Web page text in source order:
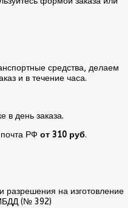
средства, делаем
и в течение часа.
в день заказа.
РФ от 310 руб.
разрешения на изготовление
(№ 392)